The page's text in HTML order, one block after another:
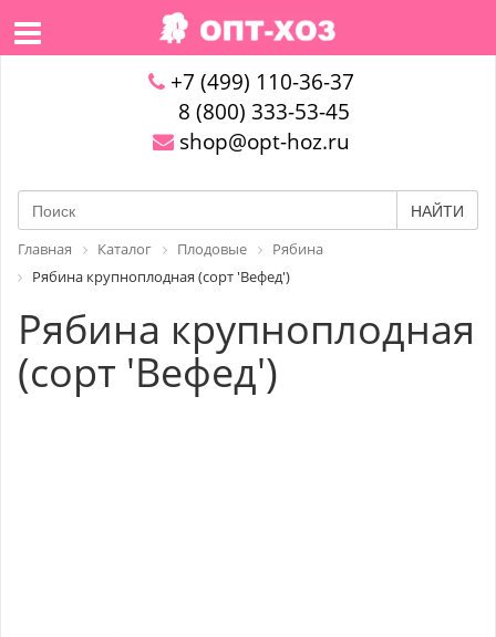
+7 (499) 110-36-37
8 (800) 333-53-45
shop@opt-hoz.ru
НАЙТИ
Главная Каталог Плодовые
Рябина
Рябина крупноплодная (сорт 'Вефед')
Рябина крупноплодная
(сорт 'Вефед')